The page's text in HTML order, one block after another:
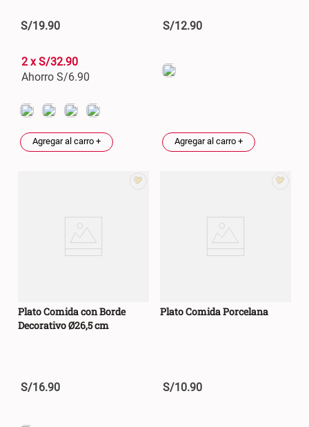
S/19.90
2 x S/32.90
Ahorro S/6.90
Agregar al carro +
S/12.90
Agregar al carro +
Plato Comida con Borde
Decorativo Ø26,5 cm
S/16.90
Plato Comida Porcelana
S/10.90